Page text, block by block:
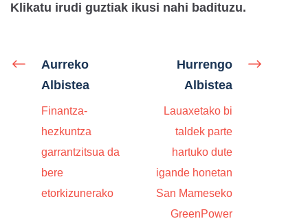
Klikatu irudi guztiak ikusi nahi badituzu.
Aurreko
Albistea
Finantza-
hezkuntza
garrantzitsua da
bere
etorkizunerako
Hurrengo
Albistea
Lauaxetako bi
taldek parte
hartuko dute
igande honetan
San Mameseko
GreenPower